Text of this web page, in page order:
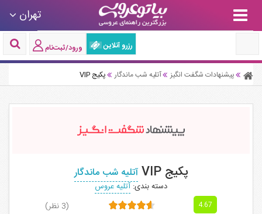
تهران
رزرو آنلاین ورود/ثبت‌نام
پیشنهادات شگفت انگیز آتلیه شب ماندگار پکیج VIP
پکیج VIP آتلیه شب ماندگار
دسته بندی: آتلیه عروس
4.67 (3 نظر)